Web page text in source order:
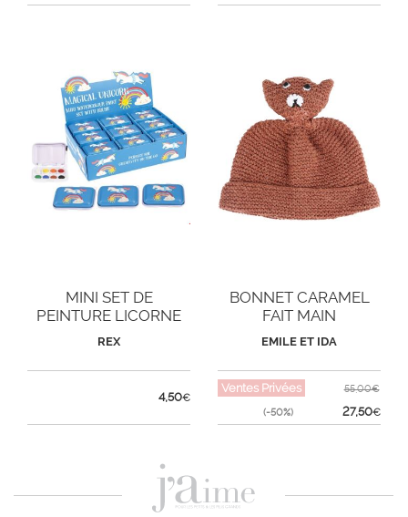
MINI SET DE
PEINTURE LICORNE
REX
4,50€
BONNET CARAMEL
FAIT MAIN
EMILE ET IDA
Ventes Privées
(-50%)
55,00€
27,50€